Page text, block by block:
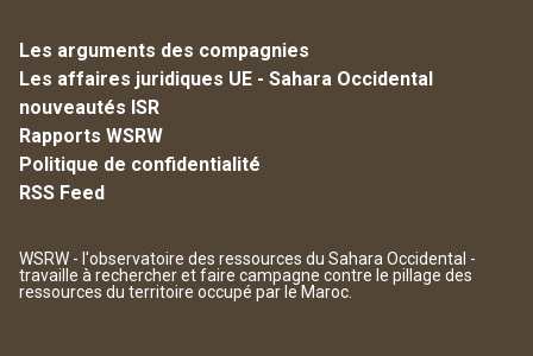
Les arguments des compagnies
Les affaires juridiques UE - Sahara Occidental
nouveautés ISR
Rapports WSRW
Politique de confidentialité
RSS Feed
WSRW - l'observatoire des ressources du Sahara Occidental -
travaille à rechercher et faire campagne contre le pillage des
ressources du territoire occupé par le Maroc.